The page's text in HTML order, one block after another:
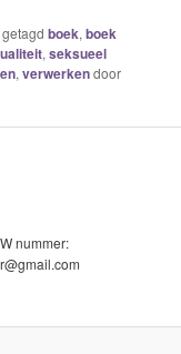
getagdboek,boek
,seksueel
,verwerkendoor
nummer: